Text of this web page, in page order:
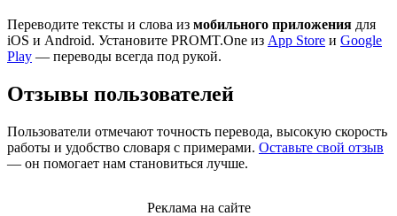
Переводите тексты и слова из мобильного приложения для
iOS и Android. Установите PROMT.One из App Store и Google
Play — переводы всегда под рукой.
Отзывы пользователей
Пользователи отмечают точность перевода, высокую скорость
работы и удобство словаря с примерами. Оставьте свой отзыв
— он помогает нам становиться лучше.
Реклама на сайте